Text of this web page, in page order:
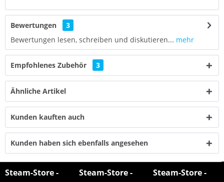
Bewertungen
3
Bewertungen lesen, schreiben und diskutieren... mehr
Empfohlenes Zubehör 3
Ähnliche Artikel
Kunden kauften auch
Kunden haben sich ebenfalls angesehen
Steam-Store -
Steam-Store -
Steam-Store -